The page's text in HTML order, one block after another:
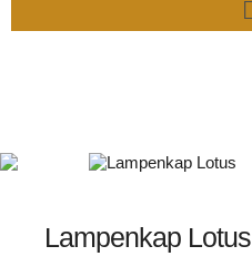
Lampenkap Lotus